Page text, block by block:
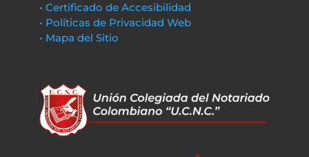
• Certificado de Accesibilidad
• Políticas de Privacidad Web
• Mapa del Sitio